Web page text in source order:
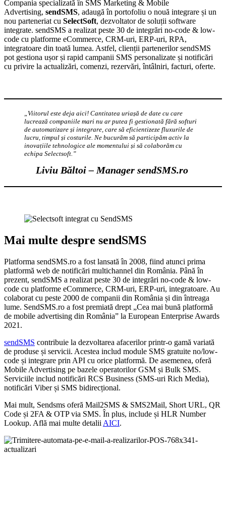
Compania specializată în SMS Marketing & Mobile
Advertising, sendSMS, adaugă în portofoliu o nouă integrare și un
nou parteneriat cu SelectSoft, dezvoltator de soluții software
integrate. sendSMS a realizat peste 30 de integrări no-code & low-
code cu platforme eCommerce, CRM-uri, ERP-uri, RPA,
integratoare din toată lumea. Astfel, clienții partenerilor sendSMS
pot gestiona ușor și rapid campanii SMS personalizate și notificări
cu privire la actualizări, comenzi, rezervări, întâlniri, facturi, oferte.
„Viitorul este deja aici! Cantitatea uriașă de date cu care
lucrează companiile mari nu ar putea fi gestionată fără softuri
de automatizare și integrare, care să eficientizeze fluxurile de
lucru, timpul și costurile. Ne bucurăm să participăm activ la
inovațiile tehnologice ale momentului și să colaborăm cu
echipa Selectsoft.”
Liviu Băltoi – Manager sendSMS.ro
Mai multe despre sendSMS
Platforma sendSMS.ro a fost lansată în 2008, fiind atunci prima
platformă web de notificări multichannel din România. Până în
prezent, sendSMS a realizat peste 30 de integrări no-code & low-
code cu platforme eCommerce, CRM-uri, ERP-uri, integratoare. Au
colaborat cu peste 2000 de companii din România și din întreaga
lume. SendSMS.ro a fost premiată drept „Cea mai bună platformă
de mobile advertising din România” la European Enterprise Awards
2021.
sendSMS contribuie la dezvoltarea afacerilor printr-o gamă variată
de produse și servicii. Acestea includ module SMS gratuite no/low-
code și integrare prin API cu orice platformă. De asemenea, oferă
Mobile Advertising pe bazele operatorilor GSM și Bulk SMS.
Serviciile includ notificări RCS Business (SMS-uri Rich Media),
notificări Viber și SMS bidirecțional.
Mai mult, Sendsms oferă Mail2SMS & SMS2Mail, Short URL, QR
Code și 2FA & OTP via SMS. În plus, include și HLR Number
Lookup. Află mai multe detalii AICI.